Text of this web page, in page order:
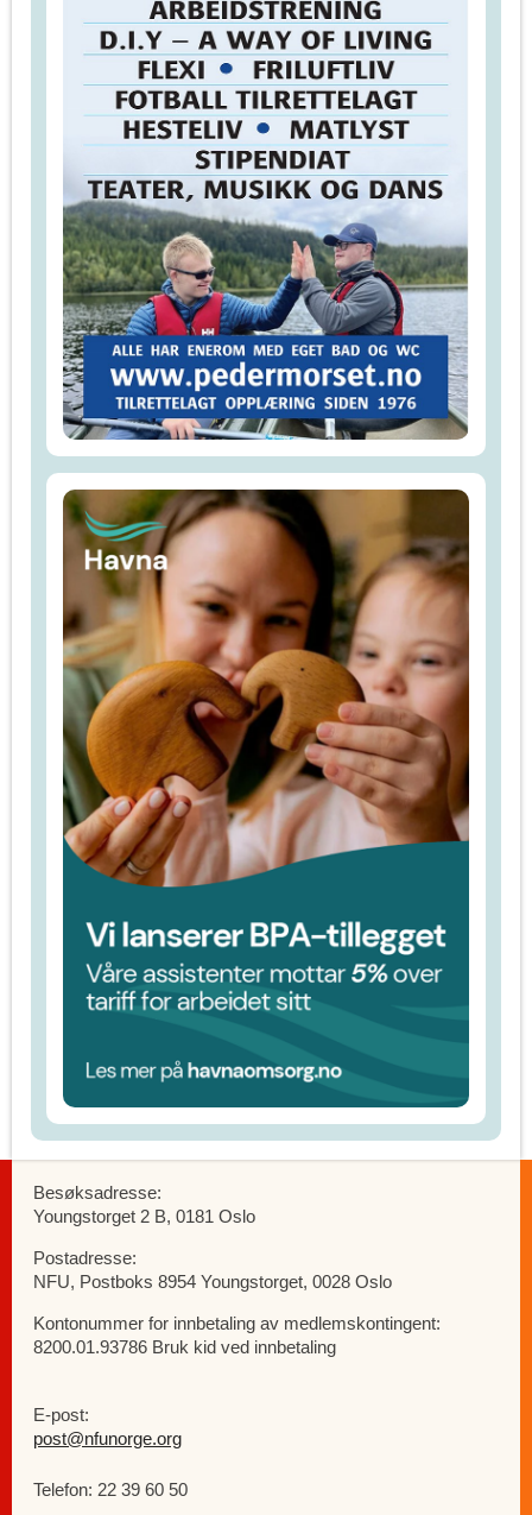
Besøksadresse:
Youngstorget 2 B, 0181 Oslo
Postadresse:
NFU, Postboks 8954 Youngstorget, 0028 Oslo
Kontonummer for innbetaling av medlemskontingent:
8200.01.93786 Bruk kid ved innbetaling
E-post:
post@nfunorge.org
Telefon: 22 39 60 50